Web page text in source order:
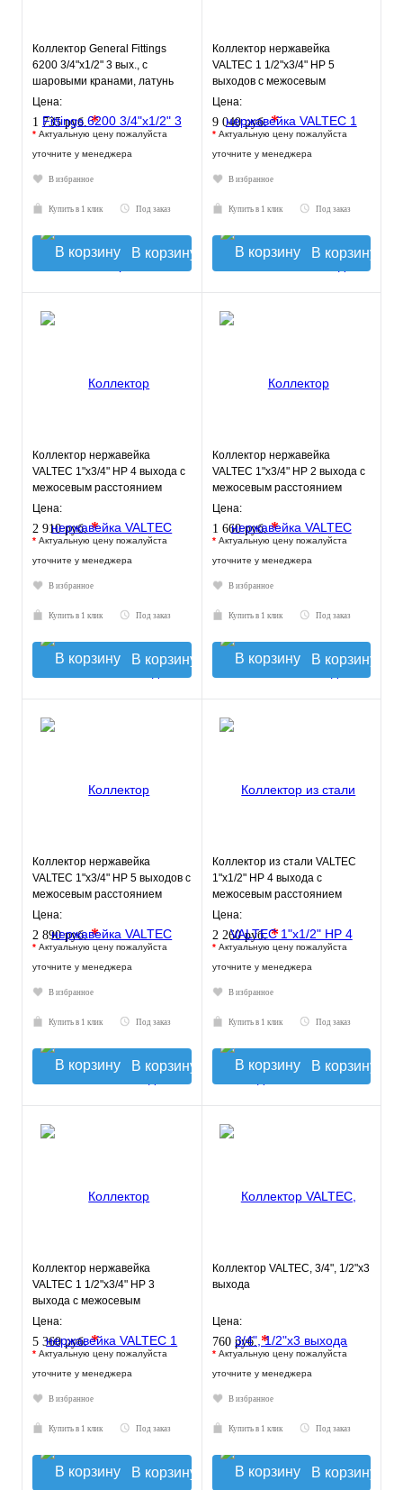
Коллектор General Fittings
6200 3/4"х1/2" 3 вых., c
шаровыми кранами, латунь
никелир., синий регулят
Цена:
1 735 руб.*
* Актуальную цену пожалуйста
уточните у менеджера
В избранное
Купить в 1 клик Под заказ
В корзину
Коллектор нержавейка
VALTEC 1 1/2"х3/4" НР 5
выходов с межосевым
расстоянием выходов 100мм
Цена:
9 040 руб.*
* Актуальную цену пожалуйста
уточните у менеджера
В избранное
Купить в 1 клик Под заказ
В корзину
Коллектор нержавейка
VALTEC 1"х3/4" НР 4 выхода с
межосевым расстоянием
выходов 50мм
Цена:
2 910 руб.*
* Актуальную цену пожалуйста
уточните у менеджера
В избранное
Купить в 1 клик Под заказ
В корзину
Коллектор нержавейка
VALTEC 1"х3/4" НР 2 выхода с
межосевым расстоянием
выходов 50мм
Цена:
1 660 руб.*
* Актуальную цену пожалуйста
уточните у менеджера
В избранное
Купить в 1 клик Под заказ
В корзину
Коллектор нержавейка
VALTEC 1"х3/4" НР 5 выходов с
межосевым расстоянием
выходов 50мм
Цена:
2 890 руб.*
* Актуальную цену пожалуйста
уточните у менеджера
В избранное
Купить в 1 клик Под заказ
В корзину
Коллектор из стали VALTEC
1"х1/2" НР 4 выхода с
межосевым расстоянием
выходов 100мм
Цена:
2 260 руб.*
* Актуальную цену пожалуйста
уточните у менеджера
В избранное
Купить в 1 клик Под заказ
В корзину
Коллектор нержавейка
VALTEC 1 1/2"х3/4" НР 3
выхода с межосевым
расстоянием выходов 100мм
Цена:
5 360 руб.*
* Актуальную цену пожалуйста
уточните у менеджера
В избранное
Купить в 1 клик Под заказ
В корзину
Коллектор VALTEC, 3/4", 1/2"х3
выхода
Цена:
760 руб.*
* Актуальную цену пожалуйста
уточните у менеджера
В избранное
Купить в 1 клик Под заказ
В корзину